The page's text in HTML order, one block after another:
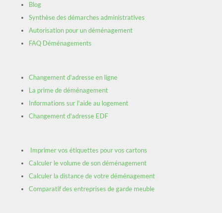
Blog
Synthèse des démarches administratives
Autorisation pour un déménagement
FAQ Déménagements
Changement d'adresse en ligne
La prime de déménagement
Informations sur l'aide au logement
Changement d'adresse EDF
Imprimer vos étiquettes pour vos cartons
Calculer le volume de son déménagement
Calculer la distance de votre déménagement
Comparatif des entreprises de garde meuble